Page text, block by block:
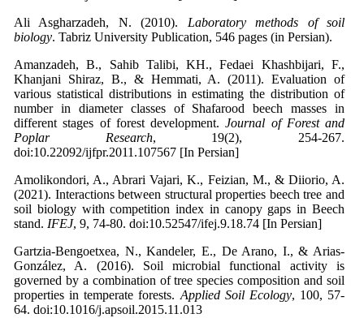
Ali Asgharzadeh, N. (2010). Laboratory methods of soil
biology. Tabriz University Publication, 546 pages (in Persian).
Amanzadeh, B., Sahib Talibi, KH., Fedaei Khashbijari, F.,
Khanjani Shiraz, B., & Hemmati, A. (2011). Evaluation of
various statistical distributions in estimating the distribution of
number in diameter classes of Shafarood beech masses in
different stages of forest development.Journal of Forest and
Poplar Research, 19(2), 254-267.
doi:10.22092/ijfpr.2011.107567 [In Persian]
Amolikondori, A., Abrari Vajari, K., Feizian, M., & Diiorio, A.
(2021). Interactions between structural properties beech tree and
soil biology with competition index in canopy gaps in Beech
stand. IFEJ, 9, 74-80. doi:10.52547/ifej.9.18.74 [In Persian]
Gartzia-Bengoetxea, N., Kandeler, E., De Arano, I., & Arias-
González, A. (2016). Soil microbial functional activity is
governed by a combination of tree species composition and soil
properties in temperate forests. Applied Soil Ecology, 100, 57-
64. doi:10.1016/j.apsoil.2015.11.013